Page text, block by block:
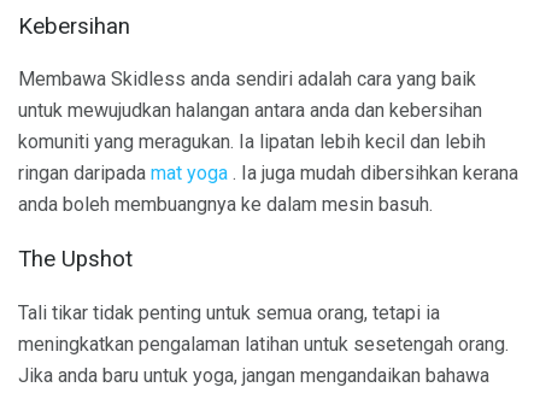
Kebersihan
Membawa Skidless anda sendiri adalah cara yang baik
untuk mewujudkan halangan antara anda dan kebersihan
komuniti yang meragukan. Ia lipatan lebih kecil dan lebih
ringan daripada mat yoga . Ia juga mudah dibersihkan kerana
anda boleh membuangnya ke dalam mesin basuh.
The Upshot
Tali tikar tidak penting untuk semua orang, tetapi ia
meningkatkan pengalaman latihan untuk sesetengah orang.
Jika anda baru untuk yoga, jangan mengandaikan bahawa